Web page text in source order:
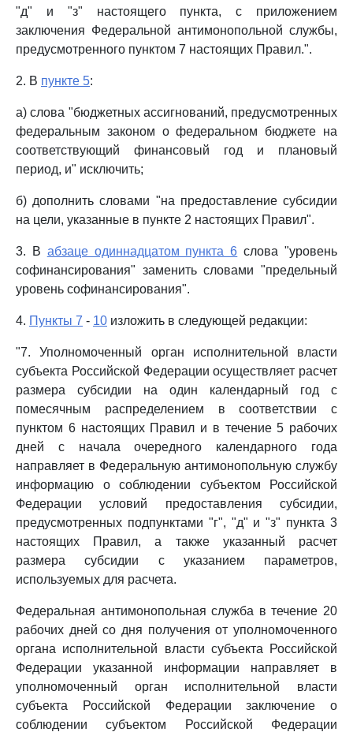
"д" и "з" настоящего пункта, с приложением
заключения Федеральной антимонопольной службы,
предусмотренного пунктом 7 настоящих Правил.".
2. В пункте 5:
а) слова "бюджетных ассигнований, предусмотренных
федеральным законом о федеральном бюджете на
соответствующий финансовый год и плановый
период, и" исключить;
б) дополнить словами "на предоставление субсидии
на цели, указанные в пункте 2 настоящих Правил".
3. В абзаце одиннадцатом пункта 6 слова "уровень
софинансирования" заменить словами "предельный
уровень софинансирования".
4. Пункты 7 - 10 изложить в следующей редакции:
"7. Уполномоченный орган исполнительной власти
субъекта Российской Федерации осуществляет расчет
размера субсидии на один календарный год с
помесячным распределением в соответствии с
пунктом 6 настоящих Правил и в течение 5 рабочих
дней с начала очередного календарного года
направляет в Федеральную антимонопольную службу
информацию о соблюдении субъектом Российской
Федерации условий предоставления субсидии,
предусмотренных подпунктами "г", "д" и "з" пункта 3
настоящих Правил, а также указанный расчет
размера субсидии с указанием параметров,
используемых для расчета.
Федеральная антимонопольная служба в течение 20
рабочих дней со дня получения от уполномоченного
органа исполнительной власти субъекта Российской
Федерации указанной информации направляет в
уполномоченный орган исполнительной власти
субъекта Российской Федерации заключение о
соблюдении субъектом Российской Федерации